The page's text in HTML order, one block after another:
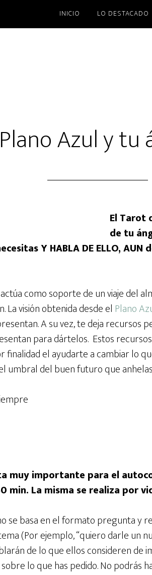
INICIO LO DESTACADO
Azul y tu
El Tarot
de tu
Y HABLA DE ELLO,
actúa como soporte de un viaje del
La visión obtenida desde el Plano
A su vez, te deja recursos
para dártelos. Estos
finalidad el ayudarte a cambiar lo
umbral del buen futuro que
muy importante para el
min. La misma se realiza por
se basa en el formato pregunta y
(Por ejemplo, “quiero darle un
de lo que ellos consideren de
lo que has pedido. No podrás